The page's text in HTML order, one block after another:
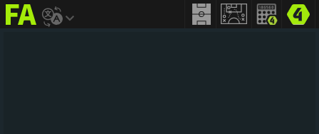
addict